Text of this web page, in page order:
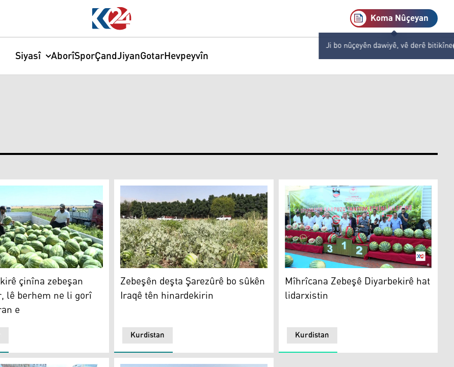
Koma Nûçeyan
Ji bo nûçeyên dawiyê, vê derê bitikîne
Siyasî AborîSporÇandJiyanGotarHevpeyvîn
hezar tonan
çinîna zebeşan dest pê kir, lê berhem ne li gorî dilê cotkaran e
çinîna zebeşan
lê berhem ne li gorî
e
Zebeşên deşta Şarezûrê bo sûkên Iraqê tên hinardekirin
Kurdistan
Zebeşên deşta Şarezûrê bo sûkên
Iraqê tên hinardekirin
Mîhrîcana Zebeşê Diyarbekirê hat lidarxistin
Kurdistan
Mîhrîcana Zebeşê Diyarbekirê hat
lidarxistin